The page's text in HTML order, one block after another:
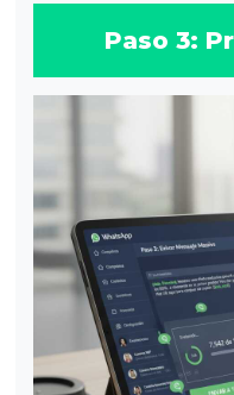
Paso 3: